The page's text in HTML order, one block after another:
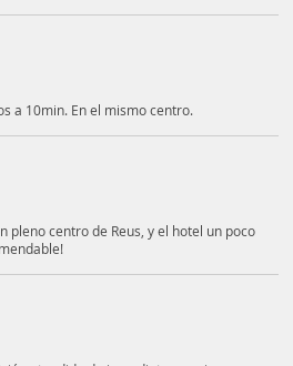
a 10min. En el mismo centro.
pleno centro de Reus, y el hotel un poco